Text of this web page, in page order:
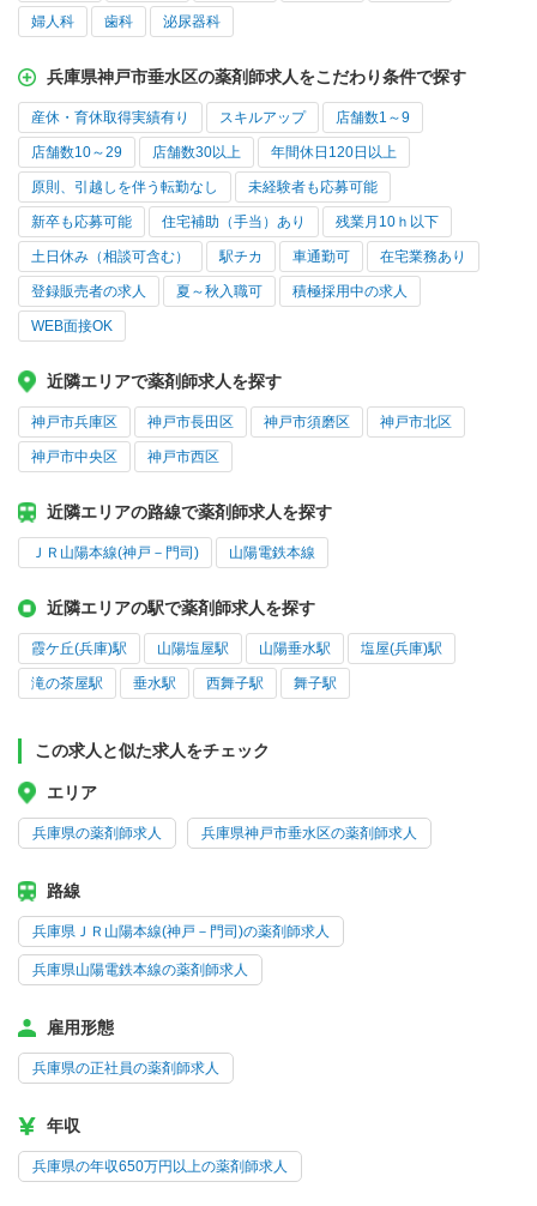
婦人科 歯科 泌尿器科
兵庫県神戸市垂水区の薬剤師求人をこだわり条件で探す
産休・育休取得実績有り スキルアップ 店舗数1～9
店舗数10～29 店舗数30以上 年間休日120日以上
原則、引越しを伴う転勤なし 未経験者も応募可能
新卒も応募可能 住宅補助（手当）あり 残業月10ｈ以下
土日休み（相談可含む） 駅チカ 車通勤可 在宅業務あり
登録販売者の求人 夏～秋入職可 積極採用中の求人
WEB面接OK
近隣エリアで薬剤師求人を探す
神戸市兵庫区 神戸市長田区 神戸市須磨区 神戸市北区
神戸市中央区 神戸市西区
近隣エリアの路線で薬剤師求人を探す
ＪＲ山陽本線(神戸－門司) 山陽電鉄本線
近隣エリアの駅で薬剤師求人を探す
霞ケ丘(兵庫)駅 山陽塩屋駅 山陽垂水駅 塩屋(兵庫)駅
滝の茶屋駅 垂水駅 西舞子駅 舞子駅
この求人と似た求人をチェック
エリア
兵庫県の薬剤師求人 兵庫県神戸市垂水区の薬剤師求人
路線
兵庫県ＪＲ山陽本線(神戸－門司)の薬剤師求人
兵庫県山陽電鉄本線の薬剤師求人
雇用形態
兵庫県の正社員の薬剤師求人
年収
兵庫県の年収650万円以上の薬剤師求人